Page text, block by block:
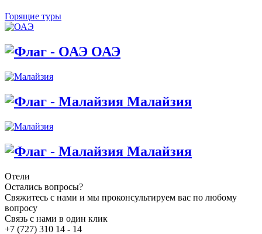
Горящие туры
ОАЭ
Малайзия
Малайзия
Отели
Остались вопросы?
Свяжитесь с нами и мы проконсультируем вас по любому
вопросу
Связь с нами в один клик
+7 (727) 310 14 - 14